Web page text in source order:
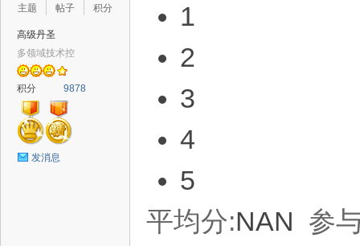
主题
帖子
积分
高级丹圣
多领域技术控
积分 9878
发消息
1
2
3
4
5
平均分:NAN 参